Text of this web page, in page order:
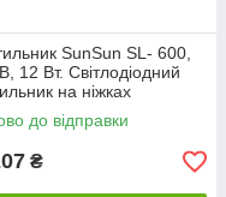
SunSun SL- 600,
12 Вт. Світлодіодний
на ніжках
до відправки
₴